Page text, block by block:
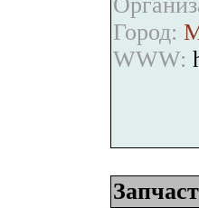
Город:
WWW: